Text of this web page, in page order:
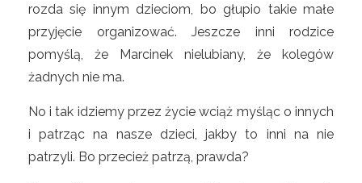
rozda się innym dzieciom, bo głupio takie małe
przyjęcie organizować. Jeszcze inni rodzice
pomyślą, że Marcinek nielubiany, że kolegów
żadnych nie ma.
No i tak idziemy przez życie wciąż myśląc o innych
i patrząc na nasze dzieci, jakby to inni na nie
patrzyli. Bo przecież patrzą, prawda?